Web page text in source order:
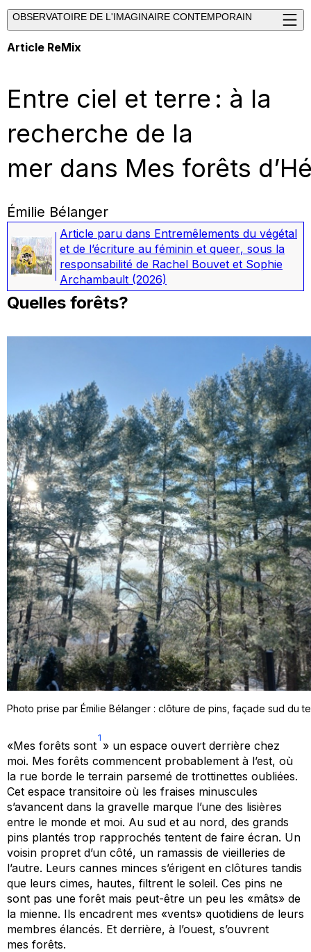
OBSERVATOIRE DE L'IMAGINAIRE CONTEMPORAIN
Article ReMix
Entre ciel et terre : à la
recherche de la
mer dans Mes forêts
Émilie Bélanger
Article paru dans Entremêlements du végétal
et de l’écriture au féminin et queer, sous la
responsabilité de Rachel Bouvet et Sophie
Archambault (2026)
Quelles forêts?
Photo prise par Émilie Bélanger : clôture de pins, façade sud du
«Mes forêts sont
1
» un espace ouvert derrière chez
moi. Mes forêts commencent probablement à l’est, où
la rue borde le terrain parsemé de trottinettes oubliées.
Cet espace transitoire où les fraises minuscules
s’avancent dans la gravelle marque l’une des lisières
entre le monde et moi. Au sud et au nord, des grands
pins plantés trop rapprochés tentent de faire écran. Un
voisin propret d’un côté, un ramassis de vieilleries de
l’autre. Leurs cannes minces s’érigent en clôtures tandis
que leurs cimes, hautes, filtrent le soleil. Ces pins ne
sont pas une forêt mais peut-être un peu les «mâts» de
la mienne. Ils encadrent mes «vents» quotidiens de leurs
membres élancés. Et derrière, à l’ouest, s’ouvrent
mes forêts.